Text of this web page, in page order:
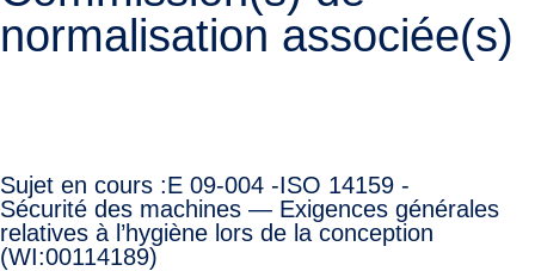
normalisation associée(s)
Sujet en cours :E 09-004 -ISO 14159 -
Sécurité des machines — Exigences générales
relatives à l’hygiène lors de la conception
(WI:00114189)